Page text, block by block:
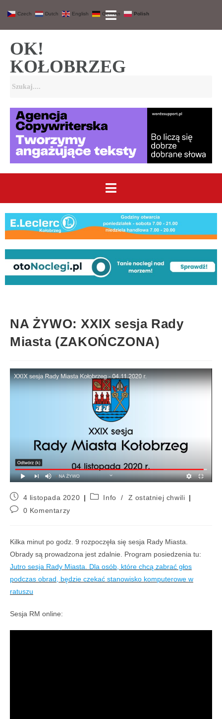
OK!
KOŁOBRZEG
NA ŻYWO: XXIX sesja Rady
Miasta (ZAKOŃCZONA)
4 listopada 2020 Info /
Z ostatniej chwili
0 Komentarzy
Kilka minut po godz. 9 rozpoczęła się sesja Rady Miasta.
Obrady są prowadzona jest zdalnie. Program posiedzenia tu:
Jutro sesja Rady Miasta. Dla osób, które chcą zabrać głos
podczas obrad, będzie czekać stanowisko komputerowe w
ratuszu
Sesja RM online:
Czech Dutch English German Polish